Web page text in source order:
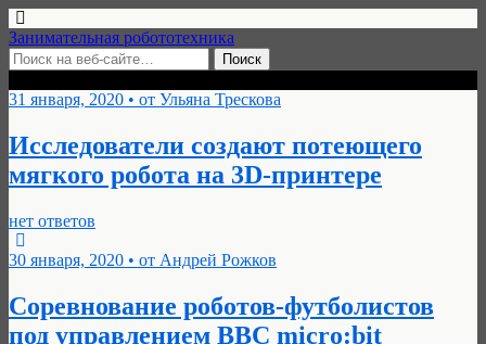
Занимательная робототехника
31 января, 2020 • от Ульяна Трескова
Исследователи создают потеющего
мягкого робота на 3D-принтере
нет ответов
30 января, 2020 • от Андрей Рожков
Соревнование роботов-футболистов
под управлением BBC micro:bit